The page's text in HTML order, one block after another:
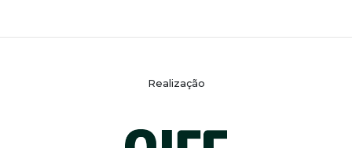
Realização